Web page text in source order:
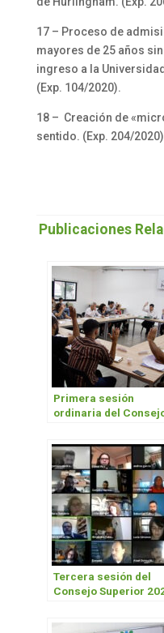
17 – Proceso de
mayores de 25 años
ingreso a la
(Exp. 104/2020).
18 – Creación de
sentido. (Exp. 204/2020)
Publicaciones
Primera sesión
ordinaria del
Tercera sesión del
Consejo Superior